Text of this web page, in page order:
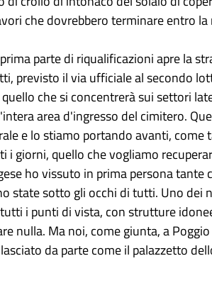
che dovrebbero terminare entro
parte di riqualificazioni apre la
previsto il via ufficiale al secondo
che si concentrerà sui settori
area d'ingresso del cimitero.
e lo stiamo portando avanti,
giorni, quello che vogliamo
ho vissuto in prima persona
state sotto gli occhi di tutti. Uno dei
i punti di vista, con strutture
nulla. Ma noi, come giunta, a
da parte come il palazzetto